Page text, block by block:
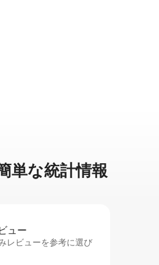
単⁠な統⁠計⁠情⁠報
ュ⁠ー
レビューを参考に選び